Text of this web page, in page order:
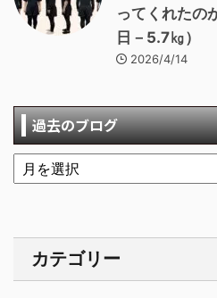
ってくれたの
日－5.7㎏）
2026/4/14
過去のブログ
カテゴリー